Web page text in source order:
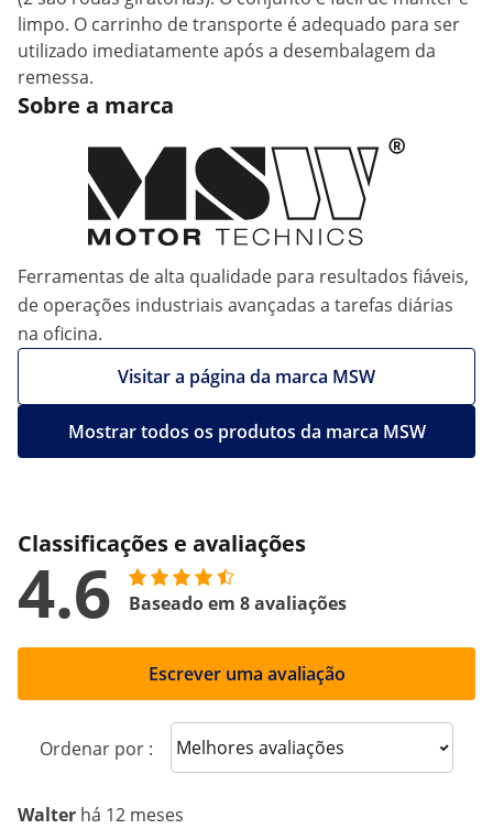
limpo. O carrinho de transporte é adequado para ser
utilizado imediatamente após a desembalagem da
remessa.
Sobre a marca
Ferramentas de alta qualidade para resultados fiáveis,
de operações industriais avançadas a tarefas diárias
na oficina.
Visitar a página da marca MSW
Mostrar todos os produtos da marca MSW
Classificações e avaliações
4.6 Baseado em 8 avaliações
Escrever uma avaliação
Ordenar por : Sort reviews
Walter há 12 meses